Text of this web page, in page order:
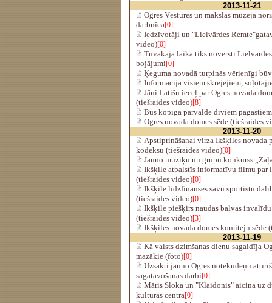
2013-11-21
Ogres Vēstures un mākslas muzejā
darbnīca[0]
Iedzīvotāji un "Lielvārdes
video)[0]
Tuvākajā laikā tiks novērsti
bojājumi[0]
Ķeguma novadā turpinās vērienīgi
Informācija visiem skrējējiem,
Jāni Latišu ieceļ par Ogres novada
(tiešraides video)[8]
Būs kopīga pārvalde diviem pagastiem
Ogres novada domes sēde (tiešraides
2013-11-20
Apstiprināšanai virza Ikšķiles novada
kodeksu (tiešraides video)[0]
Jauno mūziķu un grupu konkurss
Ikšķile atbalstīs informatīvu filmu par
(tiešraides video)[0]
Ikšķile līdzfinansēs savu sportistu
(tiešraides video)[0]
Ikšķile piešķirs naudas balvas
(tiešraides video)[3]
Ikšķiles novada domes komiteju sēde
2013-11-19
Kā valsts dzimšanas dienu sagaidīja
mazākie (foto)[0]
Uzsākti jauno Ogres notekūdeņu
sagatavošanas darbi[0]
Māris Sloka un "Klaidonis" aicina uz
kultūras centrā[0]